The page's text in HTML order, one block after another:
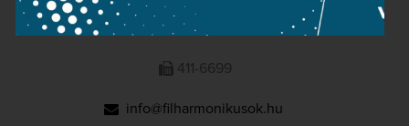
1095 Budapest, Komor Marcell u. 1. (Müpa)
411-6600
411-6699
info@filharmonikusok.hu